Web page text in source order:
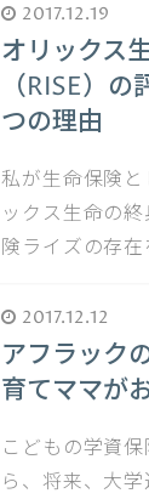
2017.12.19
オリックス
（RISE）
つの理由
私が生命保険
ックス生命の
険ライズの存
2017.12.12
アフラック
育てママが
こどもの学資
ら、将来、大